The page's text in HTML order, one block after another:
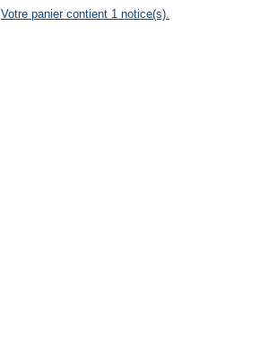
Votre panier contient 1 notice(s).